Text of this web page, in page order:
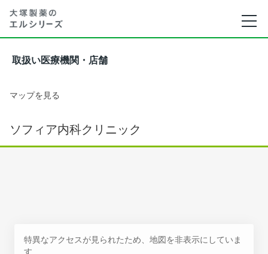
取扱い医療機関・店舗
マップを見る
ソフィア内科クリニック
特異なアクセスが見られたため、地図を非表示にしていま
す